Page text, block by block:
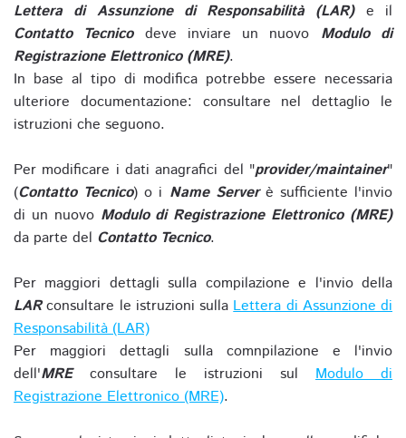
Lettera di Assunzione di Responsabilità (LAR)e il
Contatto Tecnicodeve inviare un nuovo Modulo di
Registrazione Elettronico (MRE).
In base al tipo di modifica potrebbe essere necessaria
ulteriore documentazione: consultare nel dettaglio le
istruzioni che seguono.
Per modificare i dati anagrafici del "provider/maintainer"
(Contatto Tecnico) o i Name Serverè sufficiente l'invio
di un nuovo Modulo di Registrazione Elettronico (MRE)
da parte del Contatto Tecnico.
Per maggiori dettagli sulla compilazione e l'invio della
LARconsultare le istruzioni sullaLettera di Assunzione di
Responsabilità (LAR)
Per maggiori dettagli sulla comnpilazione e l'invio
dell'MREconsultare le istruzioni sul Modulo di
Registrazione Elettronico (MRE).